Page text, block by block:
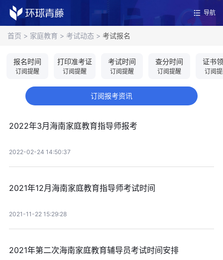
导航
首页 > 家庭教育 > 考试动态 > 考试报名
报名时间
订阅提醒
打印准考证
订阅提醒
考试时间
订阅提醒
查分时间
订阅提醒
证书
订阅
订阅报考资讯
2022年3月海南家庭教育指导师报考
2022-02-24 14:50:37
2021年12月海南家庭教育指导师考试时间
2021-11-22 15:29:28
2021年第二次海南家庭教育辅导员考试时间安排